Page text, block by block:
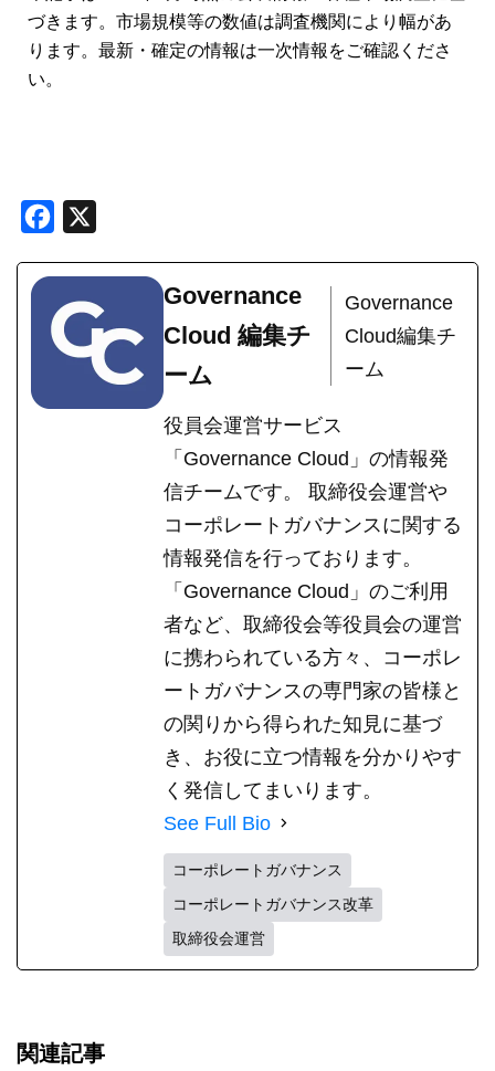
づきます。市場規模等の数値は調査機関により幅があ
ります。最新・確定の情報は一次情報をご確認くださ
い。
Facebook
Governance
Cloud 編集チ
ーム
Governance
Cloud編集チ
ーム
役員会運営サービス
「Governance Cloud」の情報発
信チームです。 取締役会運営や
コーポレートガバナンスに関する
情報発信を行っております。
「Governance Cloud」のご利用
者など、取締役会等役員会の運営
に携わられている方々、コーポレ
ートガバナンスの専門家の皆様と
の関りから得られた知見に基づ
き、お役に立つ情報を分かりやす
く発信してまいります。
See Full Bio
コーポレートガバナンス
コーポレートガバナンス改革
取締役会運営
関連記事